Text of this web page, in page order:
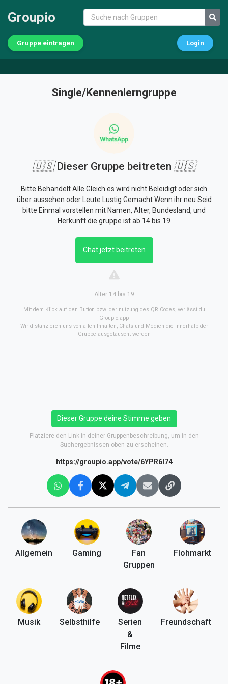
Groupio
Gruppe eintragen Login
Single/Kennenlerngruppe
🇺🇸Dieser Gruppe beitreten 🇺🇸
Bitte Behandelt Alle Gleich es wird nicht Beleidigt oder sich
über aussehen oder Leute Lustig Gemacht Wenn ihr neu Seid
bitte Einmal vorstellen mit Namen, Alter, Bundesland, und
Herkunft die gruppe ist ab 14 bis 19
Chat jetzt beitreten
Alter 14 bis 19
Mit dem Klick auf den Button bzw. der nutzung des QR Codes, verlässt du
Groupio.app
Wir distanzieren uns von allen Inhalten, Chats und Medien die innerhalb der
Gruppe ausgetauscht werden
Dieser Gruppe deine Stimme geben
Platziere den Link in deiner Gruppenbeschreibung, um in den
Suchergebnissen oben zu erscheinen.
https://groupio.app/vote/6YPR6l74
Allgemein Gaming
Fan
Gruppen
Flohmarkt
Musik Selbsthilfe
Serien
&
Filme
Freundschaft